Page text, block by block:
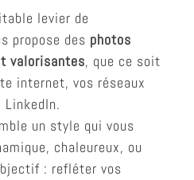
levier de
propose des photos
valorisantes, que ce soit
internet, vos réseaux
un style qui vous
chaleureux, ou
: refléter vos